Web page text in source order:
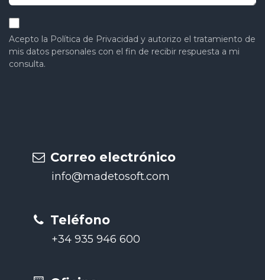
Acepto la Política de Privacidad y autorizo el tratamiento de
mis datos personales con el fin de recibir respuesta a mi
consulta.
Correo electrónico
info@madetosoft.com
Teléfono
+34 935 946 60​0